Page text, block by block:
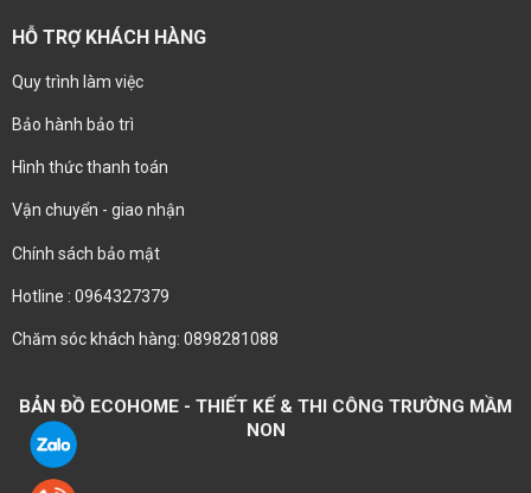
HỖ TRỢ KHÁCH HÀNG
Quy trình làm việc
Bảo hành bảo trì
Hình thức thanh toán
Vận chuyển - giao nhận
Chính sách bảo mật
Hotline : 0964327379
Chăm sóc khách hàng: 0898281088
BẢN ĐỒ ECOHOME - THIẾT KẾ & THI CÔNG TRƯỜNG MẦM
NON